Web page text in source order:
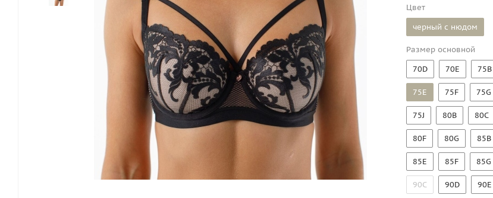
Цвет
черный с нюдом
Размер основной
70D
70E 75B
75E 75F 75G
75J 80B 80C
80F 80G 85B
85E 85F 85G
90C 90D 90E